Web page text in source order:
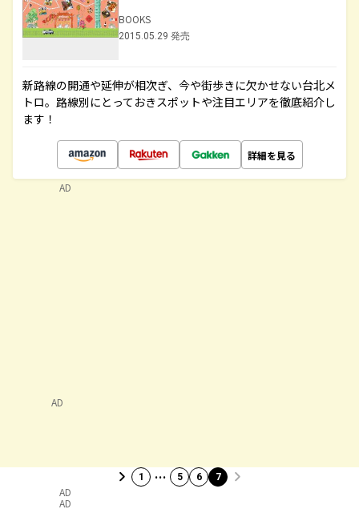
BOOKS
2015.05.29 発売
新路線の開通や延伸が相次ぎ、今や街歩きに欠かせない台北メ
トロ。路線別にとっておきスポットや注目エリアを徹底紹介し
ます！
詳細を見る
AD
1 … 5 6 7
AD
AD
AD